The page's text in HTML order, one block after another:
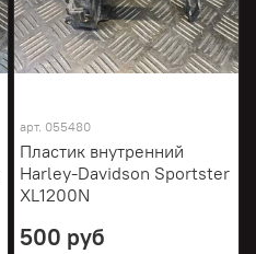
арт. 055480
Пластик внутренний
Harley-Davidson Sportster
XL1200N
500 руб